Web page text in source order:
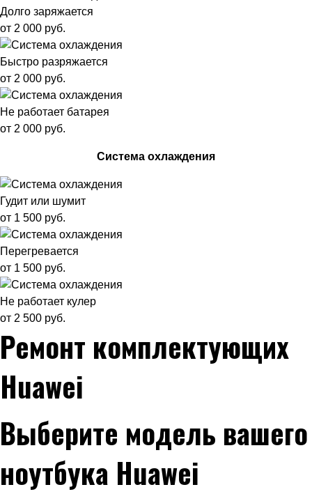
Долго заряжается
от 2 000 руб.
Быстро разряжается
от 2 000 руб.
Не работает батарея
от 2 000 руб.
Система охлаждения
Гудит или шумит
от 1 500 руб.
Перегревается
от 1 500 руб.
Не работает кулер
от 2 500 руб.
Ремонт комплектующих
Huawei
Выберите модель вашего
ноутбука Huawei